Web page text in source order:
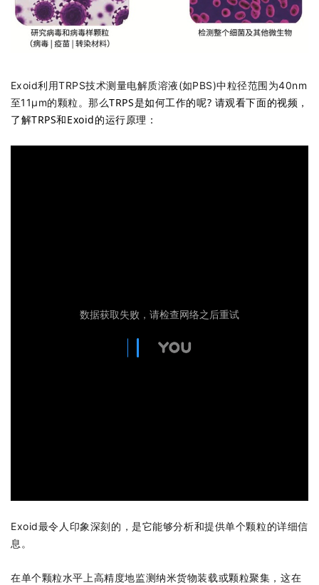
Exoid利用TRPS技术测量电解质溶液(如PBS)中粒径范围为40nm
至11μm的颗粒。那么TRPS是如何工作的呢? 请观看下面的视频，
了解TRPS和Exoid的运行原理：
Exoid最令人印象深刻的，是它能够分析和提供单个颗粒的详细信
息。
在单个颗粒水平上高精度地监测纳米货物装载或颗粒聚集，这在